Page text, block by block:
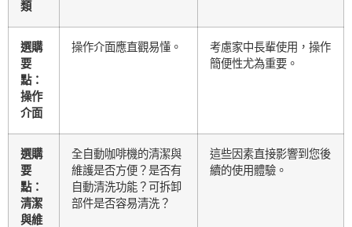
類
選購
要
點：
操作
介面
操作介面應直觀易懂。
考慮家中長輩使用，操作
簡便性尤為重要。
選購
要
點：
清潔
與維
全自動咖啡機的清潔與
維護是否方便？是否有
自動清洗功能？可拆卸
部件是否容易清洗？
這些因素直接影響到您後
續的使用體驗。